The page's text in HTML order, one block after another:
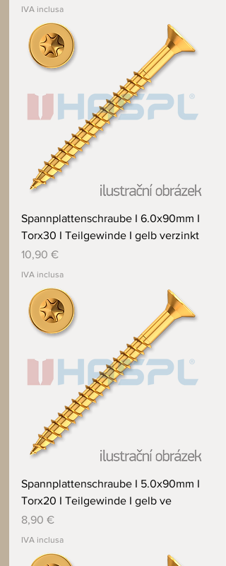
IVA inclusa
Spannplattenschraube I 6.0x90mm I
Torx30 I Teilgewinde I gelb verzinkt
Prezzo
10,90 €
IVA inclusa
Spannplattenschraube I 5.0x90mm I
Torx20 I Teilgewinde I gelb ve
Prezzo
8,90 €
IVA inclusa